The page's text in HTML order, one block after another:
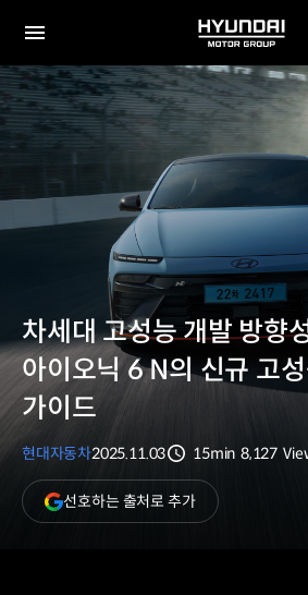
전체
메뉴
HYUNDAI
MOTOR
GROUP
차세대 고성능 개발 방향
아이오닉 6 N의 신규 고
가이드
현대자동차2025.11.03
15min 8,127
선호하는 출처로 추가(새
창